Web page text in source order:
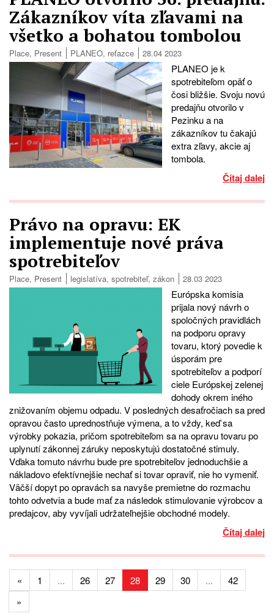
Zákazníkov víta zľavami na
všetko a bohatou tombolou
Place, Present PLANEO, reťazce 28.04 2023
PLANEO je k
spotrebiteľom opäť o
čosi bližšie. Svoju novú
predajňu otvorilo v
Pezinku a na
zákazníkov tu čakajú
extra zľavy, akcie aj
tombola.
Čítaj dalej
Právo na opravu: EK
implementuje nové práva
spotrebiteľov
Place, Present legislatíva, spotrebiteľ, zákon 28.03 2023
Európska komisia
prijala nový návrh o
spoločných pravidlách
na podporu opravy
tovaru, ktorý povedie k
úsporám pre
spotrebiteľov a podporí
ciele Európskej zelenej
dohody okrem iného
znižovaním objemu odpadu. V posledných desaťročiach sa pred
opravou často uprednostňuje výmena, a to vždy, keď sa
výrobky pokazia, pričom spotrebiteľom sa na opravu tovaru po
uplynutí zákonnej záruky neposkytujú dostatočné stimuly.
Vďaka tomuto návrhu bude pre spotrebiteľov jednoduchšie a
nákladovo efektívnejšie nechať si tovar opraviť, nie ho vymeniť.
Väčší dopyt po opravách sa navyše premietne do rozmachu
tohto odvetvia a bude mať za následok stimulovanie výrobcov a
predajcov, aby vyvíjali udržateľnejšie obchodné modely.
Čítaj dalej
« 1 ... 26 27 28 29 30 ...
42
»